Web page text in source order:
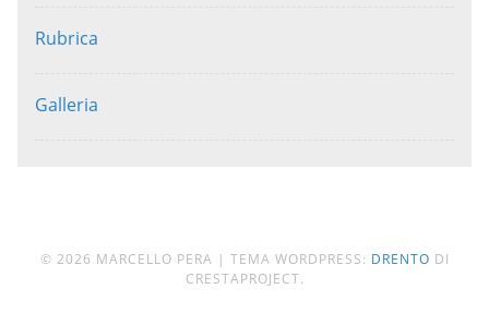
Rubrica
Galleria
© 2026 MARCELLO PERA | TEMA WORDPRESS: DRENTO DI
CRESTAPROJECT.